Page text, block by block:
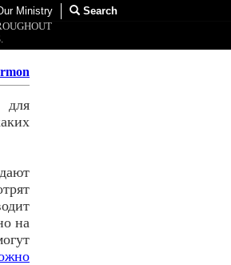
Ministry
Search
для
на